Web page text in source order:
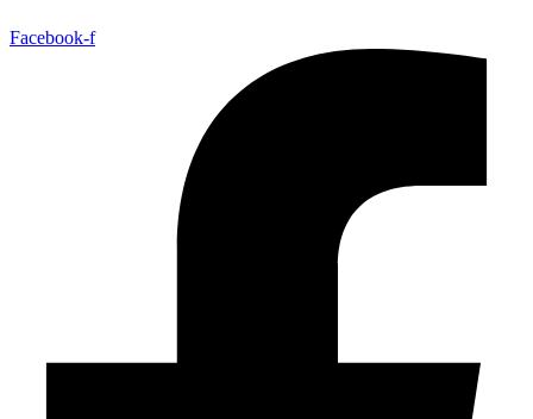
Facebook-f